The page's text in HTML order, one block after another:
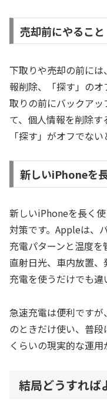
売却前にやること
下取りや売却の前に
報削除、「探す」の
取りの前にバックア
て、個人情報を削除
「探す」がオフでな
新しいiPhoneを
新しいiPhoneを長く
対策です。Appleは、
充電パターンと温度を
直射日光、車内放置
充電を使うだけでも違
急速充電は便利です
のときだけ使い、普
くらいの現実的な運用
結局どうすれば